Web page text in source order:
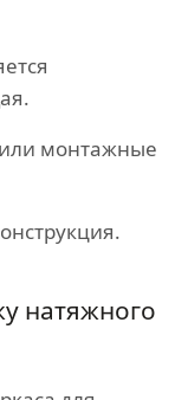
или монтажные
натяжного